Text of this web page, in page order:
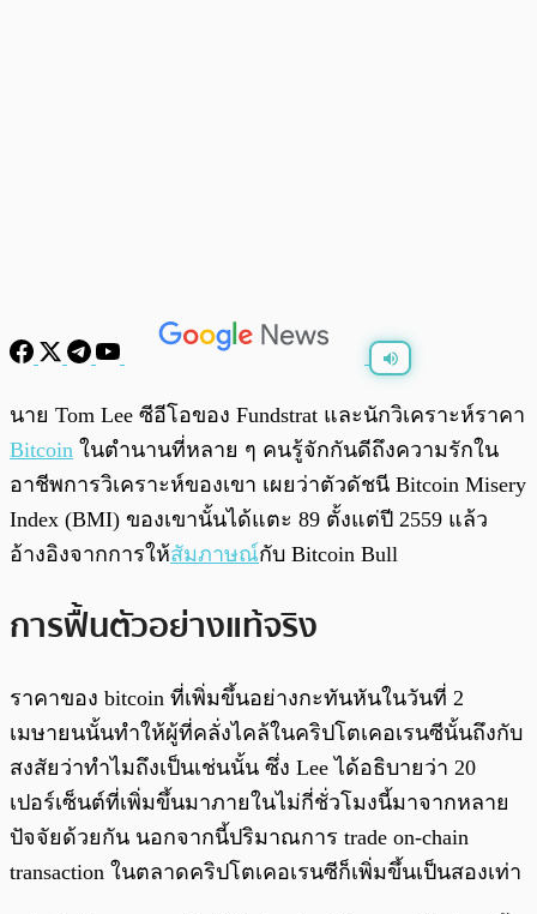
0:00
นาย Tom Lee ซีอีโอของ Fundstrat และนักวิเคราะห์ราคา
Bitcoin ในตำนานที่หลาย ๆ คนรู้จักกันดีถึงความรักใน
อาชีพการวิเคราะห์ของเขา เผยว่าตัวดัชนี Bitcoin Misery
Index (BMI) ของเขานั้นได้แตะ 89 ตั้งแต่ปี 2559 แล้ว
อ้างอิงจากการให้สัมภาษณ์กับ Bitcoin Bull
การฟื้นตัวอย่างแท้จริง
ราคาของ bitcoin ที่เพิ่มขึ้นอย่างกะทันหันในวันที่ 2
เมษายนนั้นทำให้ผู้ที่คลั่งไคล้ในคริปโตเคอเรนซีนั้นถึงกับ
สงสัยว่าทำไมถึงเป็นเช่นนั้น ซึ่ง Lee ได้อธิบายว่า 20
เปอร์เซ็นต์ที่เพิ่มขึ้นมาภายในไม่กี่ชั่วโมงนี้มาจากหลาย
ปัจจัยด้วยกัน นอกจากนี้ปริมาณการ trade on-chain
transaction ในตลาดคริปโตเคอเรนซีก็เพิ่มขึ้นเป็นสองเท่า